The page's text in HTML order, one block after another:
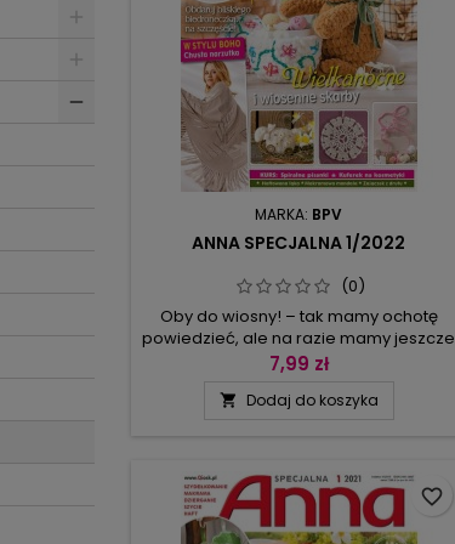
MARKA: BPV
ANNA SPECJALNA 1/2022
(0)
Oby do wiosny! – tak mamy ochotę
powiedzieć, ale na razie mamy jeszcze
zimę i więcej czasu niż wiosną na
do makramy (dekoracja na ścianę i
z frędzlami, od dekoracji
poprawiających nastrój (poduszka
haftowna w łąkę lub...
7,99 zł
 Dodaj do koszyka
favorite_border